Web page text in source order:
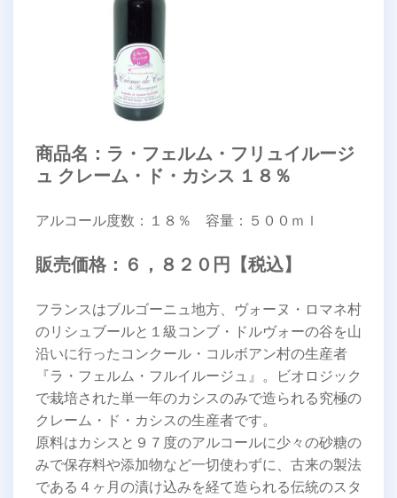
商品名：ラ・フェルム・フリュイルージ
ュ クレーム・ド・カシス １８％
アルコール度数：１８％ 容量：５００ｍｌ
販売価格：６，８２０円【税込】
フランスはブルゴーニュ地方、ヴォーヌ・ロマネ村
のリシュブールと１級コンブ・ドルヴォーの谷を山
沿いに行ったコンクール・コルボアン村の生産者
『ラ・フェルム・フルイルージュ』。ビオロジック
で栽培された単一年のカシスのみで造られる究極の
クレーム・ド・カシスの生産者です。
原料はカシスと９７度のアルコールに少々の砂糖の
みで保存料や添加物など一切使わずに、古来の製法
である４ヶ月の漬け込みを経て造られる伝統のスタ